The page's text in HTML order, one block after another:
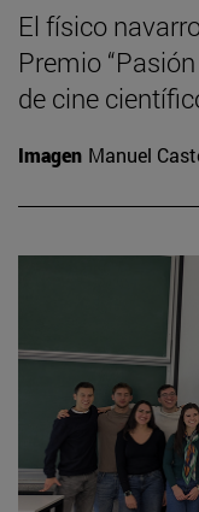
El físico
Premio
de cine
Imagen Manuel